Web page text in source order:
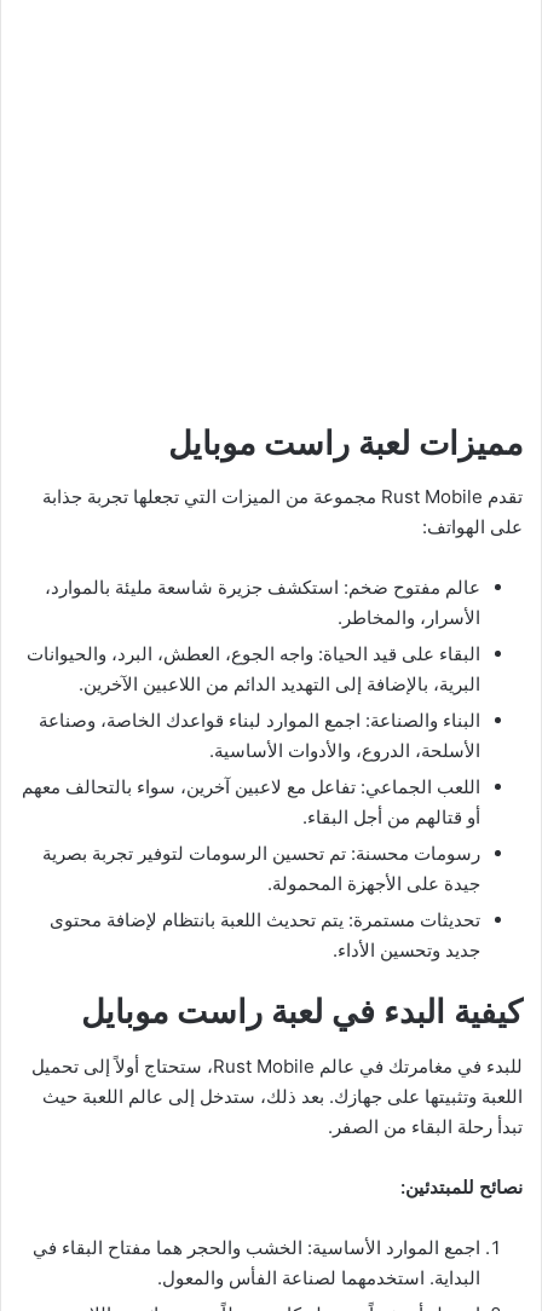
مميزات لعبة راست موبايل
تقدم Rust Mobile مجموعة من الميزات التي تجعلها تجربة جذابة
على الهواتف:
عالم مفتوح ضخم: استكشف جزيرة شاسعة مليئة بالموارد،
الأسرار، والمخاطر.
البقاء على قيد الحياة: واجه الجوع، العطش، البرد، والحيوانات
البرية، بالإضافة إلى التهديد الدائم من اللاعبين الآخرين.
البناء والصناعة: اجمع الموارد لبناء قواعدك الخاصة، وصناعة
الأسلحة، الدروع، والأدوات الأساسية.
اللعب الجماعي: تفاعل مع لاعبين آخرين، سواء بالتحالف معهم
أو قتالهم من أجل البقاء.
رسومات محسنة: تم تحسين الرسومات لتوفير تجربة بصرية
جيدة على الأجهزة المحمولة.
تحديثات مستمرة: يتم تحديث اللعبة بانتظام لإضافة محتوى
جديد وتحسين الأداء.
كيفية البدء في لعبة راست موبايل
للبدء في مغامرتك في عالم Rust Mobile، ستحتاج أولاً إلى تحميل
اللعبة وتثبيتها على جهازك. بعد ذلك، ستدخل إلى عالم اللعبة حيث
تبدأ رحلة البقاء من الصفر.
نصائح للمبتدئين:
اجمع الموارد الأساسية: الخشب والحجر هما مفتاح البقاء في
البداية. استخدمهما لصناعة الفأس والمعول.